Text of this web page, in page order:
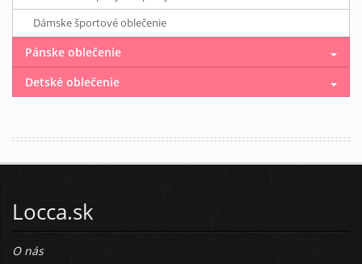
Dámske športové oblečenie
Pánske oblečenie
Detské oblečenie
Locca.sk
O nás